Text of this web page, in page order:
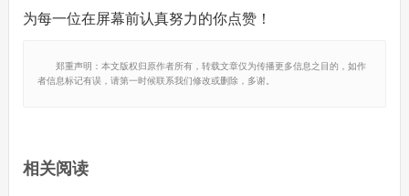
为每一位在屏幕前认真努力的你点赞！
郑重声明：本文版权归原作者所有，转载文章仅为传播更多信息之目的，如作
者信息标记有误，请第一时候联系我们修改或删除，多谢。
相关阅读